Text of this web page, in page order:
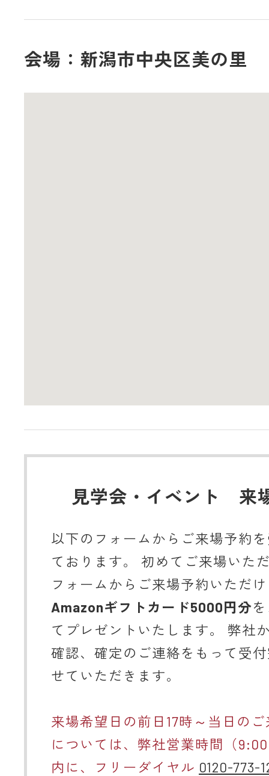
会場：新潟市中央区美の里
見学会・イベント 来
以下のフォームからご来場予約
ております。 初めてご来場いた
フォームからご来場予約いただ
Amazonギフトカード5000円分
てプレゼントいたします。 弊社
確認、確定のご連絡をもって受
せていただきます。
来場希望日の前日17時～当日の
については、弊社営業時間（
内に、フリーダイヤル 0120-773-